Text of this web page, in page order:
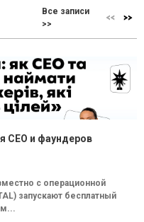
Все записи
>>
CEO и фаундеров
с операционной
запускают бесплатный